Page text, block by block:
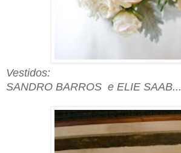
Vestidos:
SANDRO BARROS e ELIE SAAB...